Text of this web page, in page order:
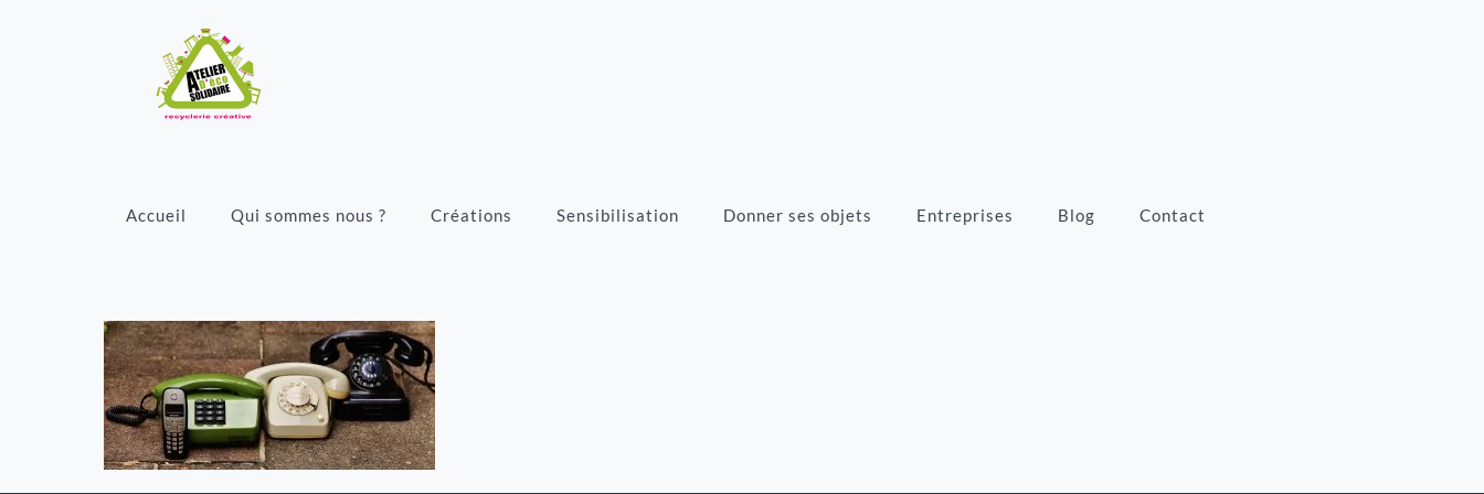
Accueil Qui sommes nous ? Créations Sensibilisation Donner ses objets Entreprises Blog Contact